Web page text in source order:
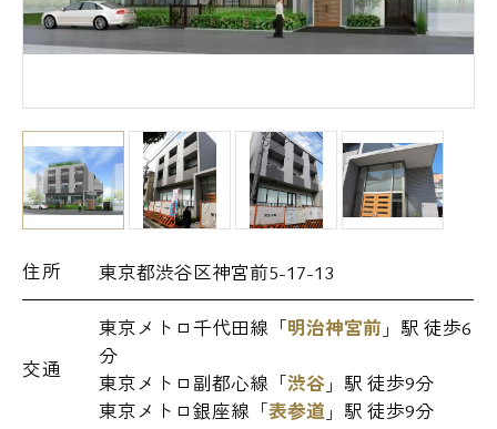
住所 東京都渋谷区神宮前5-17-13
交通
東京メトロ千代田線「明治神宮前 」駅 徒歩6
分
東京メトロ副都心線「渋谷 」駅 徒歩9分
東京メトロ銀座線「表参道 」駅 徒歩9分